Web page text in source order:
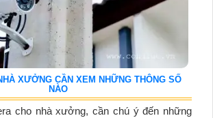
XƯỞNG CẦN XEM NHỮNG THÔNG SỐ
NÀO
cho nhà xưởng, cần chú ý đến những